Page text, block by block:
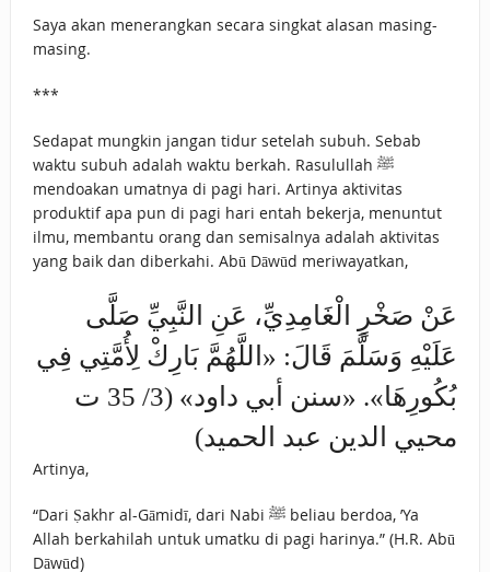
Saya akan menerangkan secara singkat alasan masing-
masing.
***
Sedapat mungkin jangan tidur setelah subuh. Sebab
waktu subuh adalah waktu berkah. Rasulullah ﷺ
mendoakan umatnya di pagi hari. Artinya aktivitas
produktif apa pun di pagi hari entah bekerja, menuntut
ilmu, membantu orang dan semisalnya adalah aktivitas
yang baik dan diberkahi. Abū Dāwūd meriwayatkan,
عَنْ صَخْرٍ الْغَامِدِيِّ، عَنِ النَّبِيِّ صَلَّى
عَلَيْهِ وَسَلَّمَ قَالَ: «اللَّهُمَّ ‌بَارِكْ ‌لِأُمَّتِي ‌فِي
‌بُكُورِهَا». «سنن أبي داود» (3/ 35 ت
محيي الدين عبد الحميد)
Artinya,
“Dari Ṣakhr al-Gāmidī, dari Nabi ﷺ beliau berdoa, ’Ya
Allah berkahilah untuk umatku di pagi harinya.” (H.R. Abū
Dāwūd)